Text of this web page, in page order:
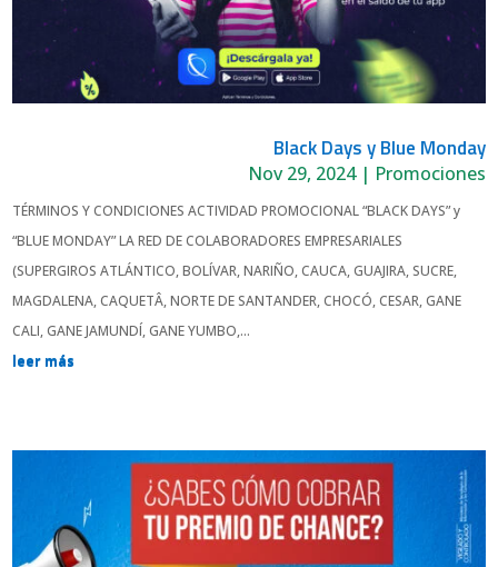
Black Days y Blue Monday
Nov 29, 2024| Promociones
TÉRMINOS Y CONDICIONES ACTIVIDAD PROMOCIONAL “BLACK DAYS” y
“BLUE MONDAY” LA RED DE COLABORADORES EMPRESARIALES
(SUPERGIROS ATLÁNTICO, BOLÍVAR, NARIÑO, CAUCA, GUAJIRA, SUCRE,
MAGDALENA, CAQUETÂ, NORTE DE SANTANDER, CHOCÓ, CESAR, GANE
CALI, GANE JAMUNDÍ, GANE YUMBO,...
leer más